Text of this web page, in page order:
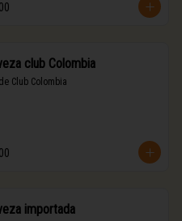
club Colombia
Club Colombia
importada